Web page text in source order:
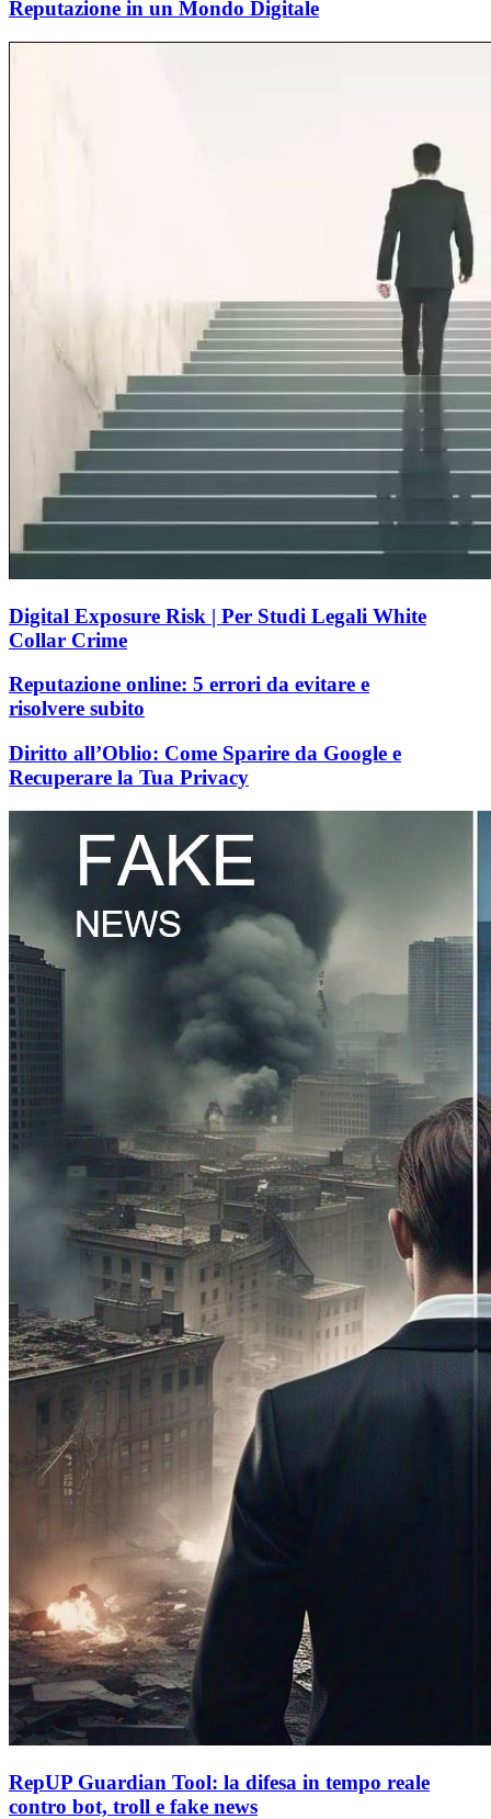
Reputazione in un Mondo Digitale
Digital Exposure Risk | Per Studi Legali White
Collar Crime
Reputazione online: 5 errori da evitare e
risolvere subito
Diritto all’Oblio: Come Sparire da Google e
Recuperare la Tua Privacy
RepUP Guardian Tool: la difesa in tempo reale
contro bot, troll e fake news